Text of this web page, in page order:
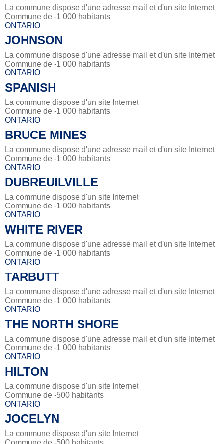
La commune dispose d'une adresse mail et d'un site Internet
Commune de -1 000 habitants
ONTARIO
JOHNSON
La commune dispose d'une adresse mail et d'un site Internet
Commune de -1 000 habitants
ONTARIO
SPANISH
La commune dispose d'un site Internet
Commune de -1 000 habitants
ONTARIO
BRUCE MINES
La commune dispose d'une adresse mail et d'un site Internet
Commune de -1 000 habitants
ONTARIO
DUBREUILVILLE
La commune dispose d'un site Internet
Commune de -1 000 habitants
ONTARIO
WHITE RIVER
La commune dispose d'une adresse mail et d'un site Internet
Commune de -1 000 habitants
ONTARIO
TARBUTT
La commune dispose d'une adresse mail et d'un site Internet
Commune de -1 000 habitants
ONTARIO
THE NORTH SHORE
La commune dispose d'une adresse mail et d'un site Internet
Commune de -1 000 habitants
ONTARIO
HILTON
La commune dispose d'un site Internet
Commune de -500 habitants
ONTARIO
JOCELYN
La commune dispose d'un site Internet
Commune de -500 habitants